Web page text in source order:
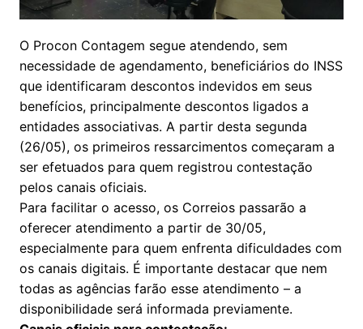
O Procon Contagem segue atendendo, sem
necessidade de agendamento, beneficiários do INSS
que identificaram descontos indevidos em seus
benefícios, principalmente descontos ligados a
entidades associativas. A partir desta segunda
(26/05), os primeiros ressarcimentos começaram a
ser efetuados para quem registrou contestação
pelos canais oficiais.
Para facilitar o acesso, os Correios passarão a
oferecer atendimento a partir de 30/05,
especialmente para quem enfrenta dificuldades com
os canais digitais. É importante destacar que nem
todas as agências farão esse atendimento – a
disponibilidade será informada previamente.